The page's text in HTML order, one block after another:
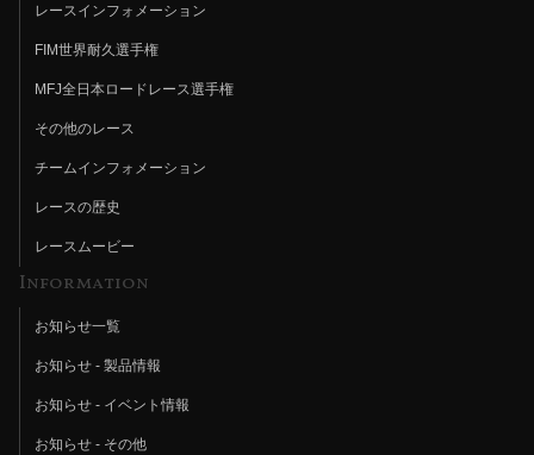
レースインフォメーション
FIM世界耐久選手権
MFJ全日本ロードレース選手権
その他のレース
チームインフォメーション
レースの歴史
レースムービー
Information
お知らせ一覧
お知らせ - 製品情報
お知らせ - イベント情報
お知らせ - その他